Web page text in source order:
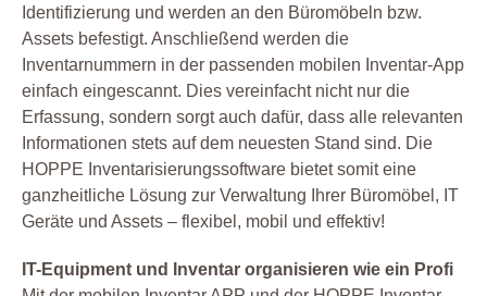
Identifizierung und werden an den Büromöbeln bzw.
Assets befestigt. Anschließend werden die
Inventarnummern in der passenden mobilen Inventar-App
einfach eingescannt. Dies vereinfacht nicht nur die
Erfassung, sondern sorgt auch dafür, dass alle relevanten
Informationen stets auf dem neuesten Stand sind. Die
HOPPE Inventarisierungssoftware bietet somit eine
ganzheitliche Lösung zur Verwaltung Ihrer Büromöbel, IT
Geräte und Assets – flexibel, mobil und effektiv!
IT-Equipment und Inventar organisieren wie ein Profi